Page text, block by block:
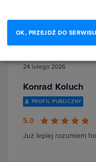
Czytaj
24 lutego 2026
Konrad Koluch
PROFIL PUBLICZNY
5.0
Już lepiej rozumiem
OK, PRZEJDŹ DO SERWISU